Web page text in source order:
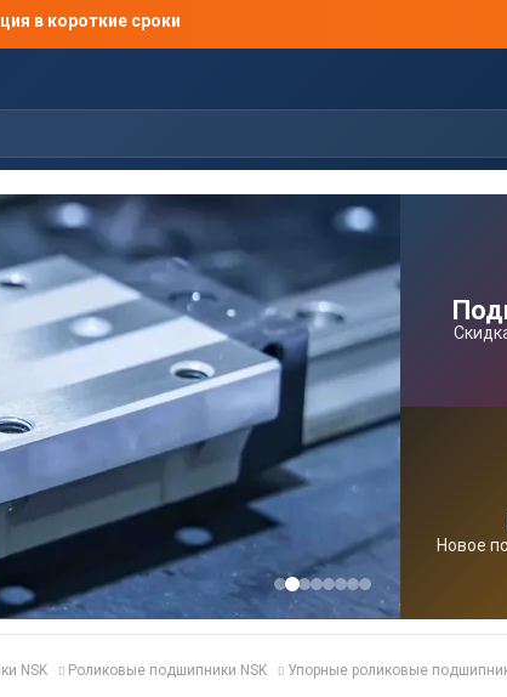
в короткие сроки
Новое
NSK Роликовые подшипники NSK
Упорные роликовые